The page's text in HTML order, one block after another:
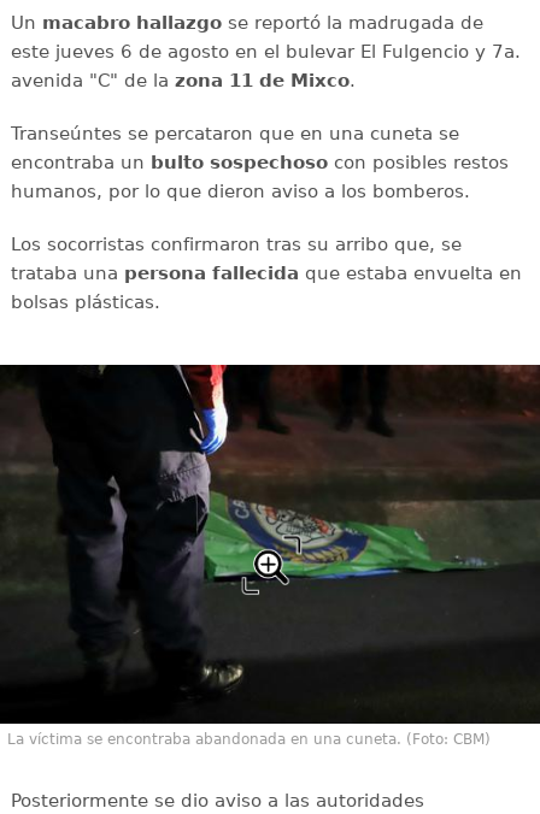
Un macabro hallazgose reportó la madrugada de
este jueves 6 de agosto en el bulevar El Fulgencio y 7a.
avenida "C" de la zona 11 de Mixco.
Transeúntes se percataron que en una cuneta se
encontraba un bulto sospechosocon posibles restos
humanos, por lo que dieron aviso a los bomberos.
Los socorristas confirmaron tras su arribo que, se
trataba una persona fallecida que estaba envuelta en
bolsas plásticas.
La víctima se encontraba abandonada en una cuneta. (Foto: CBM)
Posteriormente se dio aviso a las autoridades